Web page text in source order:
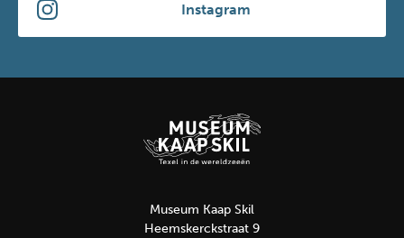
Instagram
Museum Kaap Skil
Heemskerckstraat 9